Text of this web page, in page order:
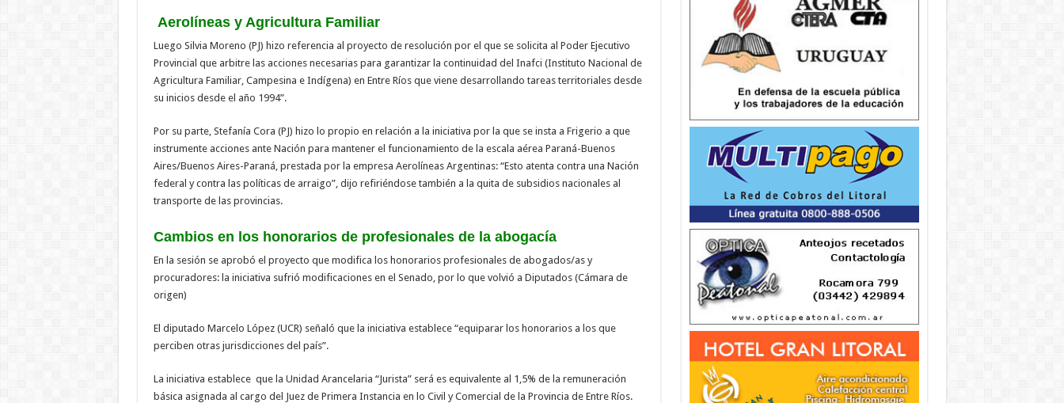
Aerolíneas y Agricultura Familiar
Luego Silvia Moreno (PJ) hizo referencia al proyecto de resolución por el que se solicita al Poder Ejecutivo
Provincial que arbitre las acciones necesarias para garantizar la continuidad del Inafci (Instituto Nacional de
Agricultura Familiar, Campesina e Indígena) en Entre Ríos que viene desarrollando tareas territoriales desde
su inicios desde el año 1994”.
Por su parte, Stefanía Cora (PJ) hizo lo propio en relación a la iniciativa por la que se insta a Frigerio a que
instrumente acciones ante Nación para mantener el funcionamiento de la escala aérea Paraná-Buenos
Aires/Buenos Aires-Paraná, prestada por la empresa Aerolíneas Argentinas: “Esto atenta contra una Nación
federal y contra las políticas de arraigo”, dijo refiriéndose también a la quita de subsidios nacionales al
transporte de las provincias.
Cambios en los honorarios de profesionales de la abogacía
En la sesión se aprobó el proyecto que modifica los honorarios profesionales de abogados/as y
procuradores: la iniciativa sufrió modificaciones en el Senado, por lo que volvió a Diputados (Cámara de
origen)
El diputado Marcelo López (UCR) señaló que la iniciativa establece “equiparar los honorarios a los que
perciben otras jurisdicciones del país”.
La iniciativa establece que la Unidad Arancelaria “Jurista” será es equivalente al 1,5% de la remuneración
básica asignada al cargo del Juez de Primera Instancia en lo Civil y Comercial de la Provincia de Entre Ríos.